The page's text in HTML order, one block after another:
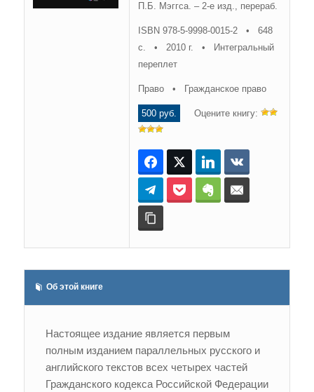
П.Б. Мэггса. – 2-е изд., перераб.
ISBN 978-5-9998-0015-2 • 648
с. • 2010 г. • Интегральный
переплет
Право • Гражданское право
500 руб. Оцените книгу:
FacebookTwitter LinkedIn
TelegramPocket Evernote
Об этой книге
Настоящее издание является первым
полным изданием параллельных русского и
английского текстов всех четырех частей
Гражданского кодекса Российской Федерации